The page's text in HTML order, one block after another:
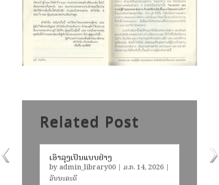
Related Post
ເອົາລຸງເປັນແບບຢ່າງ
by admin_library00| ມ.ກ. 14, 2026|
ວັນນະຄະດີ